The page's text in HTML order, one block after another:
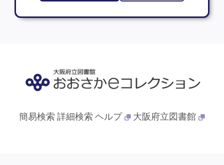
簡易検索 詳細検索 ヘルプ 大阪府立図書館